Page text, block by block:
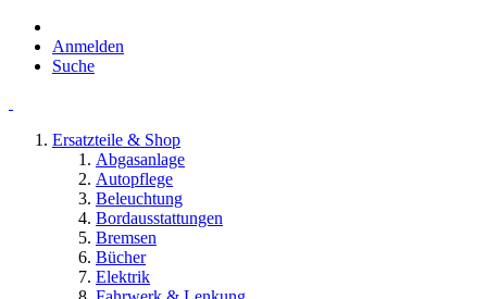
Anmelden
Suche
Ersatzteile & Shop
Abgasanlage
Autopflege
Beleuchtung
Bordausstattungen
Bremsen
Bücher
Elektrik